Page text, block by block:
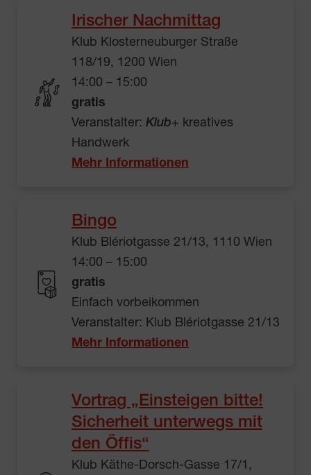
Irischer Nachmittag
Klub Klosterneuburger Straße
118/19, 1200 Wien
14:00 – 15:00
gratis
Veranstalter: Klub+ kreatives
Handwerk
Mehr Informationen
Bingo
Klub Blériotgasse 21/13, 1110 Wien
14:00 – 15:00
gratis
Einfach vorbeikommen
Veranstalter: Klub Blériotgasse 21/13
Mehr Informationen
Vortrag „Einsteigen bitte!
Sicherheit unterwegs mit
den Öffis“
Klub Käthe-Dorsch-Gasse 17/1,